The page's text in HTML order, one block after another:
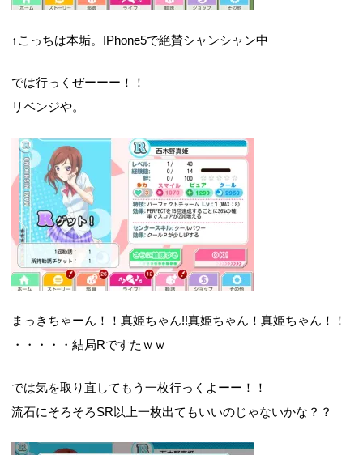
↑こっちは本垢。IPhone5で絶賛シャンシャン中
では行っくぜーーー！！
リベンジや。
まっきちゃーん！！真姫ちゃん!!真姫ちゃん！真姫ちゃん！！
・・・・・結局Rですたｗｗ
では気を取り直してもう一枚行っくよーー！！
流石にそろそろSR以上一枚出てもいいのじゃないかな？？